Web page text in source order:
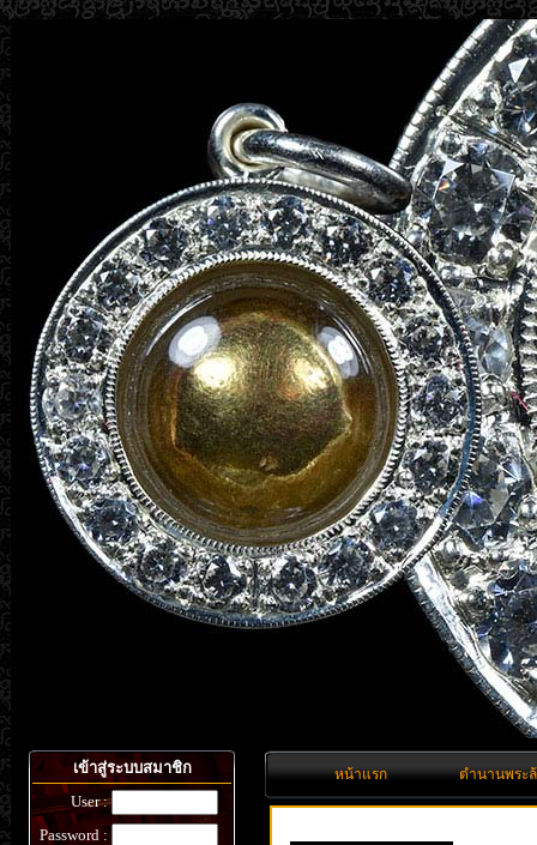
เข้าสู่ระบบสมาชิก
User :
Password :
หน้าแรก ตำนานพระ